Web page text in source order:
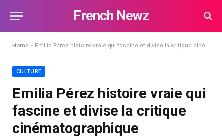
French Newz
Home » Emilia Pérez histoire vraie qui fascine et divise la critique cinématographique
CULTURE
Emilia Pérez histoire vraie qui
fascine et divise la critique
cinématographique